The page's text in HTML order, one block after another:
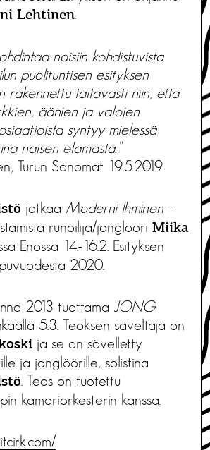
Lehtinen
naisiin kohdistuvista
puolituntisen esityksen
rakennettu taitavasti niin, että
äänien ja valojen
syntyy mielessä
naisen elämästä.”
Turun Sanomat 19.5.2019.
jatkaa Moderni Ihminen -
runoilija/jonglööri Miika
Enossa 14.-16.2. Esityksen
2020.
2013 tuottama JONG
5.3. Teoksen säveltäjä on
ja se on sävelletty
ja jonglöörille, solistina
. Teos on tuotettu
kamariorkesterin kanssa.